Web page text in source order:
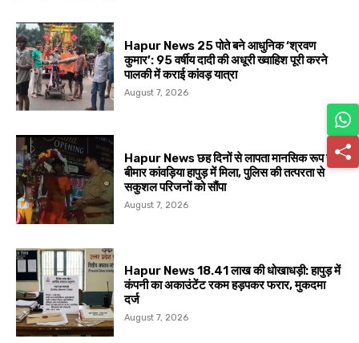
Hapur News 25 पोते बने आधुनिक ‘श्रवण
कुमार’: 95 वर्षीय दादी की अधूरी ख्वाहिश पूरी करने
पालकी में कराई कांवड़ यात्रा
August 7, 2026
Hapur News छह दिनों से लापता मानसिक रूप से
बीमार कांवड़िया हापुड़ में मिला, पुलिस की तत्परता से
सकुशल परिजनों को सौंपा
August 7, 2026
Hapur News 18.41 लाख की धोखाधड़ी: हापुड़ में
कंपनी का अकाउंटेंट रकम हड़पकर फरार, मुकदमा
दर्ज
August 7, 2026